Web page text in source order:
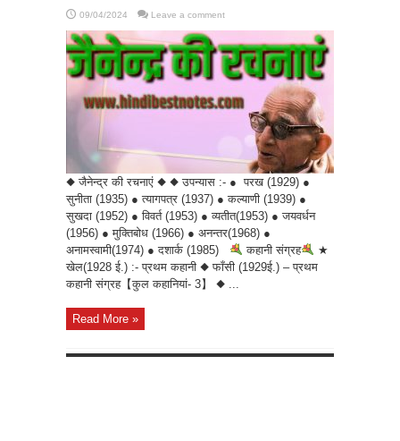
09/04/2024 Leave a comment
◆ जैनेन्द्र की रचनाएं ◆ ◆ उपन्यास :- ● परख (1929) ●
सुनीता (1935) ● त्यागपत्र (1937) ● कल्याणी (1939) ●
सुखदा (1952) ● विवर्त (1953) ● व्यतीत(1953) ● जयवर्धन
(1956) ● मुक्तिबोध (1966) ● अनन्तर(1968) ●
अनामस्वामी(1974) ● दशार्क (1985)
कहानी संग्रह
★
खेल(1928 ई.) :- प्रथम कहानी ◆ फाँसी (1929ई.) – प्रथम
कहानी संग्रह【कुल कहानियां- 3】 ◆ ...
Read More »